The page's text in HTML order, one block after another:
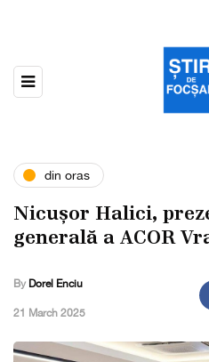
din oras
Nicușor Halici,
generală a ACOR
By Dorel Enciu
,21 March 2025